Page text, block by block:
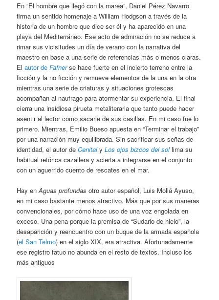
En “El hombre que llegó con la marea”, Daniel Pérez Navarro
firma un sentido homenaje a William Hodgson a través de la
historia de un hombre que dice ser él y ha aparecido en una
playa del Mediterráneo. Ese acto de admiración no se reduce a
rimar sus vicisitudes un día de verano con la narrativa del
maestro en base a una serie de referencias más o menos claras.
Elautor deFafnerse hace fuerte en el incierto terreno entre la
ficción y la no ficción y remueve elementos de la una en la otra
mientras una serie de criaturas y situaciones grotescas
acompañan al naufrago para atormentar su experiencia. El final
cierra una insidiosa pirueta metaliteraria que tanto puede hacer
asentir al lector como sacarle de sus casillas. En mi caso fue lo
primero. Mientras, Emilio Bueso apuesta en “Terminar el trabajo”
por una narración muy equilibrada. Sin sacrificar sus señas de
identidad, el autor deCenitalyLos ojos bizcos del sollima su
habitual retórica cazallera y acierta a integrarse en el conjunto
con un aguerrido cuento de rescates en el mar.
Hay enAguas profundas otro autor español, Luis Mollá Ayuso,
en mi caso bastante menos atractivo. Más que por sus maneras
convencionales, por cómo hace uso de una voz engolada en
exceso. Una pena porque la premisa de “Sudario de hielo”, la
desaparición y reencuentro con un buque de la armada española
(el San Telmo) en el siglo XIX, era atractiva. Afortunadamente
ese registro fatuo no abunda en el resto de textos. Incluso los
más antiguos